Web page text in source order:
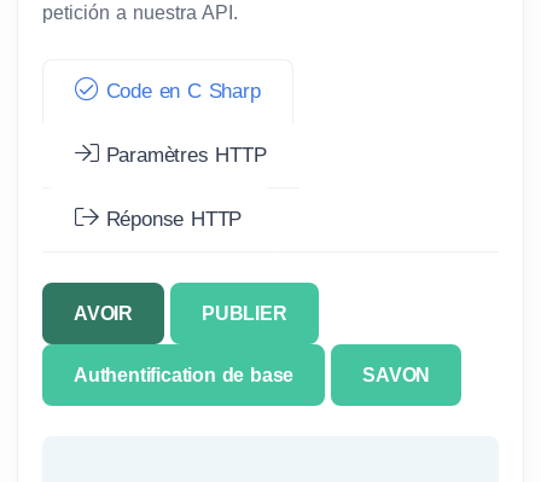
petición a nuestra API.
Code en C Sharp
Paramètres HTTP
Réponse HTTP
AVOIR PUBLIER
Authentification de base SAVON